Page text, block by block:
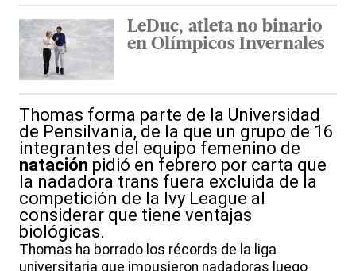
LeDuc, atleta no binario
en Olímpicos Invernales
Thomas forma parte de la Universidad
de Pensilvania, de la que un grupo de 16
integrantes del equipo femenino de
natación pidió en febrero por carta que
la nadadora trans fuera excluida de la
competición de la Ivy League al
considerar que tiene ventajas
biológicas.
Thomas ha borrado los récords de la liga
universitaria que impusieron nadadoras luego